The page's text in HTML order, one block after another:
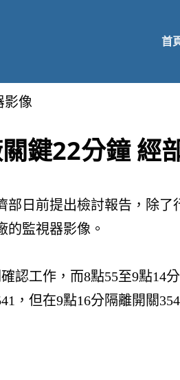
首
影像
鍵22分鐘 經
日前提出檢討報告，除
的監視器影像。
認工作，而8點55至9點14
，但在9點16分隔離開關